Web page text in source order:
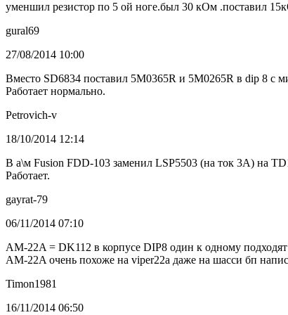
уменшил резистор по 5 ой ноге.был 30 кОм .поставил
gural69
27/08/2014 10:00
Вместо SD6834 поставил 5M0365R и 5M0265R в dip 8 с
Работает нормально.
Petrovich-v
18/10/2014 12:14
В а\м Fusion FDD-103 заменил LSP5503 (на ток 3А) на
Работает.
gayrat-79
06/11/2014 07:10
AM-22A = DK112 в корпусе DIP8 один к одному подходят
AM-22A очень похоже на viper22a даже на шасси бп
Timon1981
16/11/2014 06:50